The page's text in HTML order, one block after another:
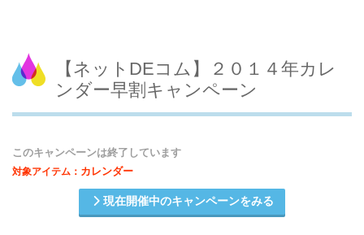
【ネットDEコム】２０１４年カレ
ンダー早割キャンペーン
このキャンペーンは終了しています
対象アイテム： カレンダー
現在開催中のキャンペーンをみる